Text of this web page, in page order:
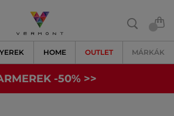
HOME OUTLET MÁRKÁK
-50% >>